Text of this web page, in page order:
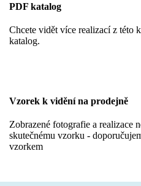
PDF katalog
Chcete vidět více realizací z této
katalog.
Vzorek k vidění na prodejně
Zobrazené fotografie a realizace
skutečnému vzorku -
vzorkem